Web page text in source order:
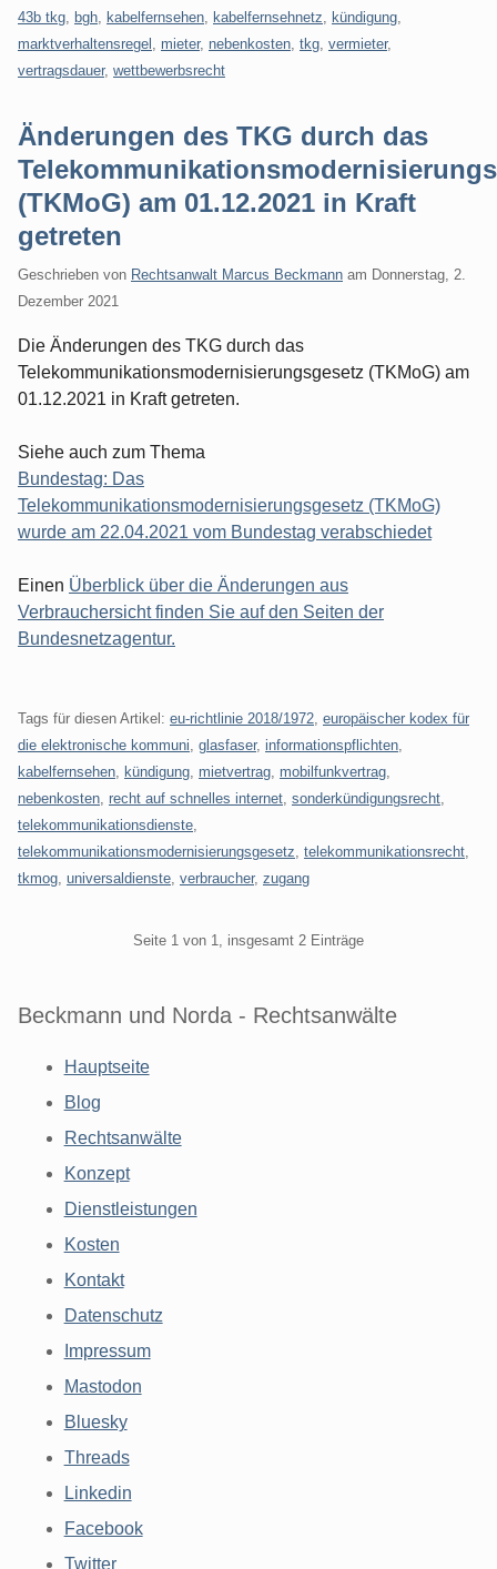
43b tkg
bgh kabelfernsehen kabelfernsehnetz kündigung
marktverhaltensregel
mieter, nebenkosten tkg vermieter,
vertragsdauer, wettbewerbsrecht
Änderungen des TKG durch das
(TKMoG) am 01.12.2021 in Kraft
getreten
Geschrieben von Rechtsanwalt Marcus Beckmann am Donnerstag, 2.
Dezember 2021
Die Änderungen des TKG durch das
Telekommunikationsmodernisierungsgesetz (TKMoG) am
01.12.2021 in Kraft getreten.
Siehe auch zum Thema
Bundestag: Das
Telekommunikationsmodernisierungsgesetz (TKMoG)
wurde am 22.04.2021 vom Bundestag verabschiedet
Einen Überblick über die Änderungen aus
Verbrauchersicht finden Sie auf den Seiten der
Bundesnetzagentur.
Tags für diesen Artikel: eu-richtlinie 2018/1972 europäischer kodex für
die elektronische kommuni glasfaser, informationspflichten
kabelfernsehen
kündigung mietvertrag mobilfunkvertrag
nebenkosten recht auf schnelles internet sonderkündigungsrecht
telekommunikationsdienste
telekommunikationsmodernisierungsgesetz telekommunikationsrecht
tkmog universaldienste verbraucher, zugang
Seite 1 von 1, insgesamt 2 Einträge
Beckmann und Norda - Rechtsanwälte
Hauptseite
Blog
Rechtsanwälte
Konzept
Dienstleistungen
Kosten
Kontakt
Datenschutz
Impressum
Mastodon
Bluesky
Threads
Linkedin
Facebook
Twitter